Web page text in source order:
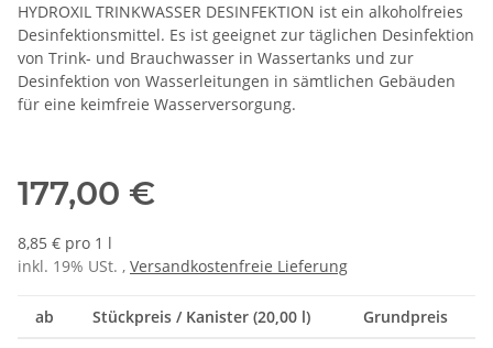
HYDROXIL TRINKWASSER DESINFEKTION ist ein alkoholfreies
Desinfektionsmittel. Es ist geeignet zur täglichen Desinfektion
von Trink- und Brauchwasser in Wassertanks und zur
Desinfektion von Wasserleitungen in sämtlichen Gebäuden
für eine keimfreie Wasserversorgung.
177,00 €
8,85 € pro 1 l
inkl. 19% USt. , Versandkostenfreie Lieferung
ab Stückpreis / Kanister (20,00 l) Grundpreis